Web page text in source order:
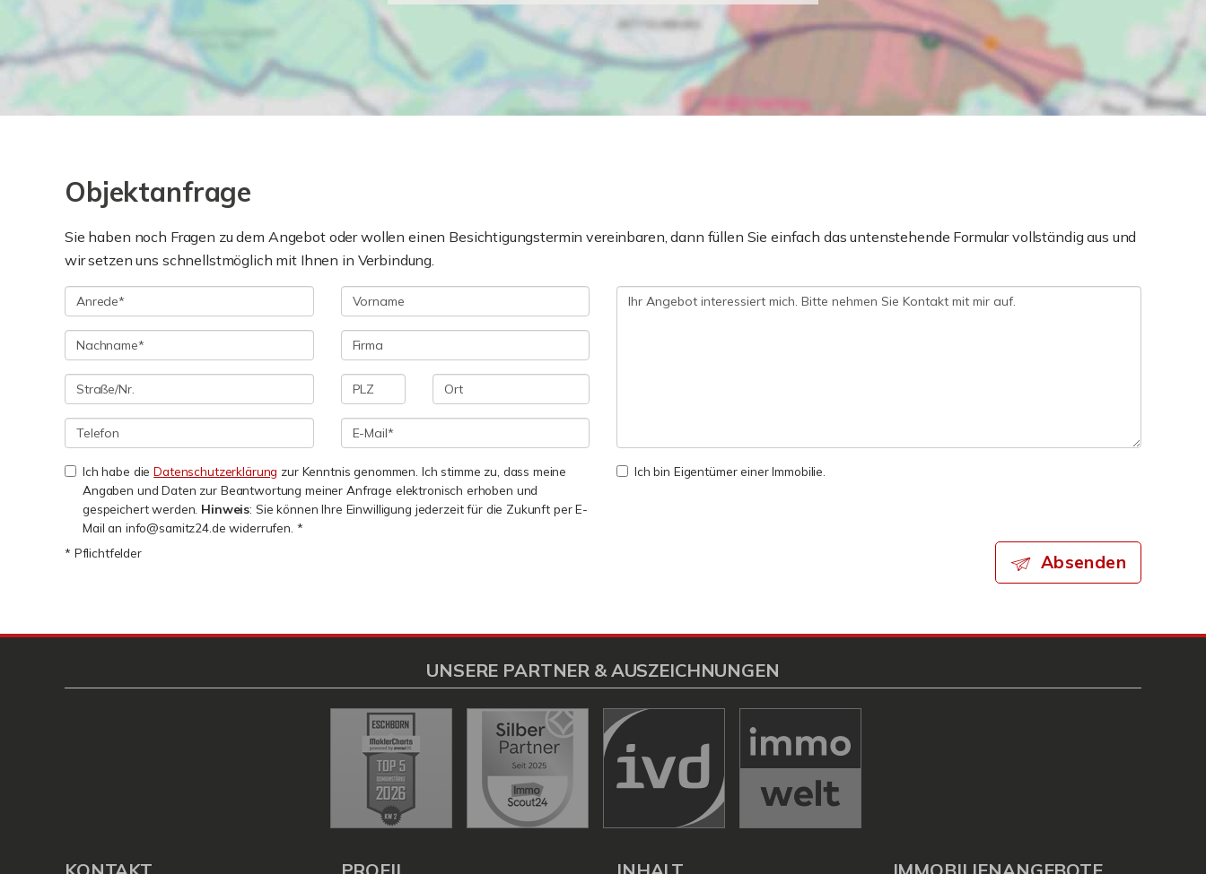
Objektanfrage
Sie haben noch Fragen zu dem Angebot oder wollen einen Besichtigungstermin vereinbaren, dann füllen Sie einfach das untenstehende Formular vollständig aus und
wir setzen uns schnellstmöglich mit Ihnen in Verbindung.
Ich habe dieDatenschutzerklärung zur Kenntnis genommen. Ich stimme zu, dass meine
Angaben und Daten zur Beantwortung meiner Anfrage elektronisch erhoben und
gespeichert werden. Hinweis: Sie können Ihre Einwilligung jederzeit für die Zukunft per E-
Mail an info@samitz24.de widerrufen. *
Ich bin Eigentümer einer Immobilie.
* Pflichtfelder Absenden
UNSERE PARTNER & AUSZEICHNUNGEN